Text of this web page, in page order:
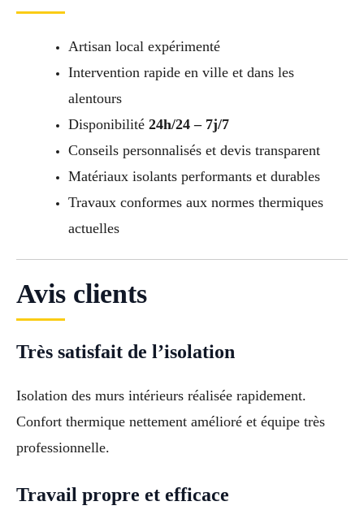
Artisan local expérimenté
Intervention rapide en ville et dans les
alentours
Disponibilité 24h/24 – 7j/7
Conseils personnalisés et devis transparent
Matériaux isolants performants et durables
Travaux conformes aux normes thermiques
actuelles
Avis clients
Très satisfait de l’isolation
Isolation des murs intérieurs réalisée rapidement.
Confort thermique nettement amélioré et équipe très
professionnelle.
Travail propre et efficace